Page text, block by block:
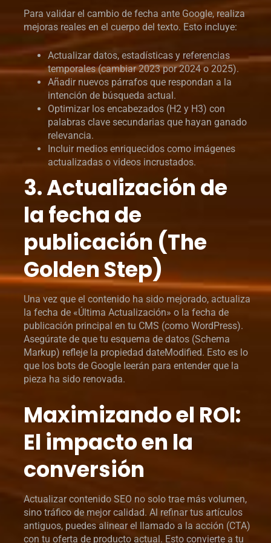
Para validar el cambio de fecha ante Google, realiza
mejoras reales en el cuerpo del texto. Esto incluye:
Actualizar datos, estadísticas y referencias
temporales (cambiar 2023 por 2024 o 2025).
Añadir nuevos párrafos que respondan a la
intención de búsqueda actual.
Optimizar los encabezados (H2 y H3) con
palabras clave secundarias que hayan ganado
relevancia.
Incluir medios enriquecidos como imágenes
actualizadas o videos incrustados.
3. Actualización de
la fecha de
publicación (The
Golden Step)
Una vez que el contenido ha sido mejorado, actualiza
la fecha de «Última Actualización» o la fecha de
publicación principal en tu CMS (como WordPress).
Asegúrate de que tu esquema de datos (Schema
Markup) refleje la propiedad dateModified. Esto es lo
que los bots de Google leerán para entender que la
pieza ha sido renovada.
Maximizando el ROI:
El impacto en la
conversión
Actualizar contenido SEO no solo trae más volumen,
sino tráfico de mejor calidad. Al refinar tus artículos
antiguos, puedes alinear el llamado a la acción (CTA)
con tu oferta de producto actual. Esto convierte a tu